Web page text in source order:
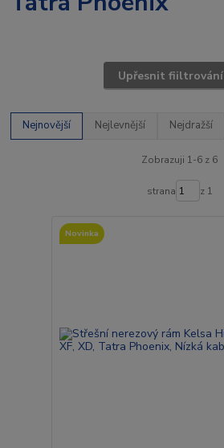
Upřesnit fiiltrování
Nejnovější Nejlevnější Nejdražší
Zobrazuji 1-6 z 6
strana z 1
Novinka